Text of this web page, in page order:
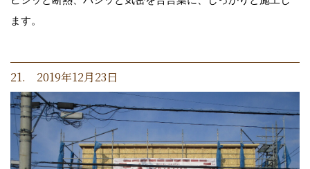
ます。
21. 2019年12月23日